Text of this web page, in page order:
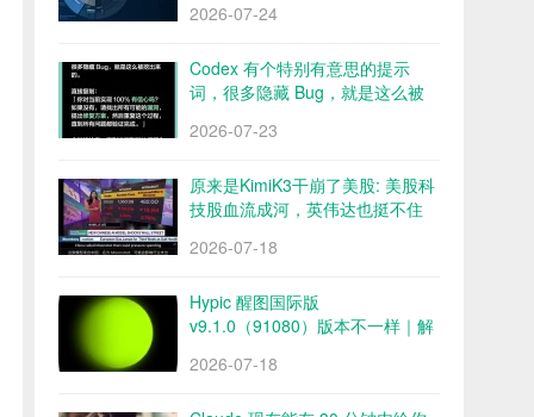
2026-07-24
Codex 有个特别有意思的提示
词，很多隐藏 Bug，就是这么被
2026-07-23
原来是KimiK3干崩了美股: 美股科
技股血流成河，英伟达也挺不住
2026-07-18
Hypic 醒图国际版
v9.1.0（91080）版本不一样｜解
2026-07-18